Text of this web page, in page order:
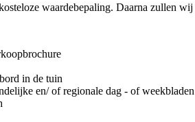
waardebepaling. Daarna zullen
in de tuin
en/ of regionale dag - of weekbladen